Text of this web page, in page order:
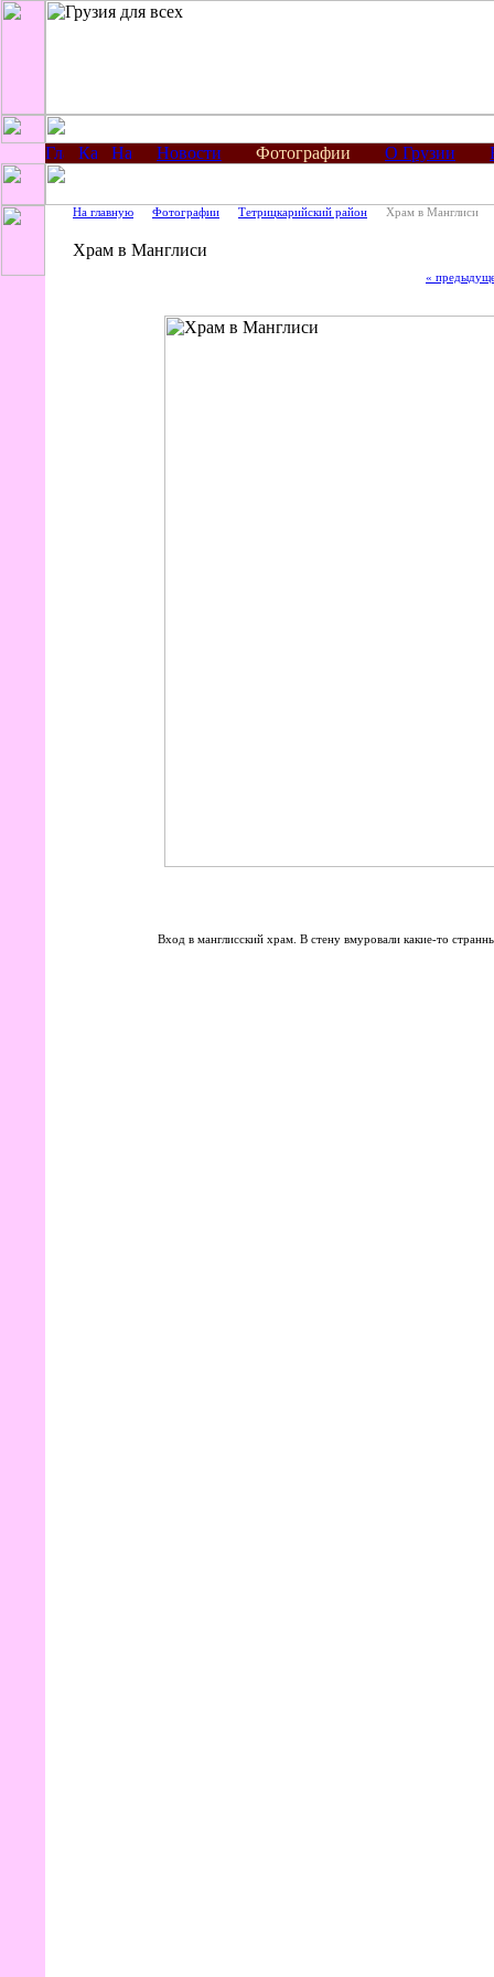
Новости Фотографии О Грузии
На главную Фотографии Тетрицкарийский район Храм в Манглиси
Храм в Манглиси
«
Вход в манглисский храм. В стену вмуровали какие-то